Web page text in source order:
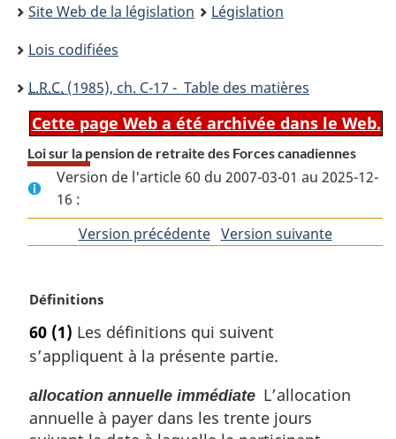
here:
Site Web de la législation
Législation
Lois codifiées
L.R.C. (1985), ch. C-17 - Table des matières
Cette page Web a été archivée dans le Web.
Loi sur la pension de retraite des Forces canadiennes
Version de l'article 60 du 2007-03-01 au 2025-12-
16 :
Version précédentedeVersion suivantede
N
t
e
a
r
Définitions
60 (1) Les définitions qui suivent
s’appliquent à la présente partie.
allocation annuelle immédiate L’allocation
annuelle à payer dans les trente jours